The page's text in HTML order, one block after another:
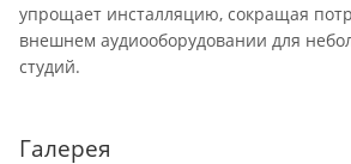
упрощает инсталляцию, сокращая
внешнем аудиооборудовании для
студий.
Галерея